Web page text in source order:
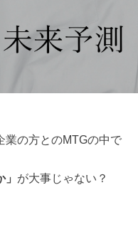
業の方とのMTGの中で
が大事じゃない？